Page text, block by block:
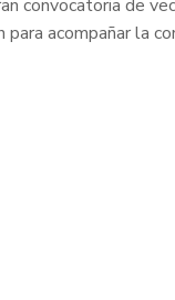
convocatoria de
para acompañar la